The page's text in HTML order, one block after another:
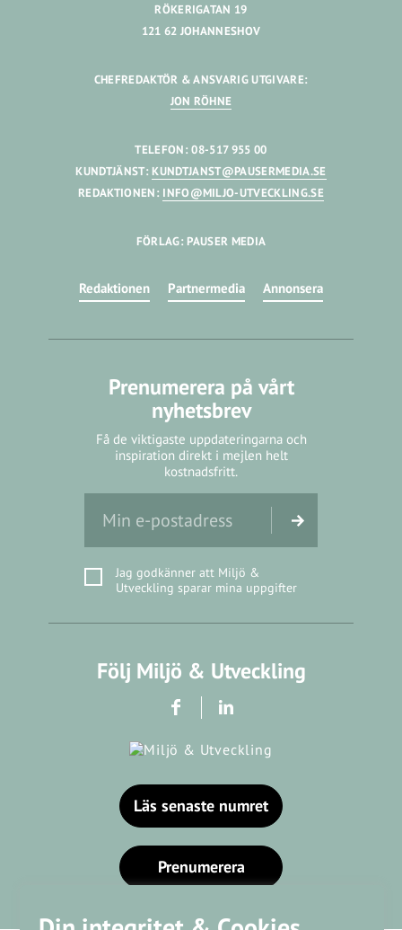
RÖKERIGATAN 19
121 62 JOHANNESHOV
CHEFREDAKTÖR & ANSVARIG UTGIVARE:
JON RÖHNE
TELEFON: 08-517 955 00
KUNDTJÄNST: KUNDTJANST@PAUSERMEDIA.SE
REDAKTIONEN: INFO@MILJO-UTVECKLING.SE
FÖRLAG: PAUSER MEDIA
Redaktionen Partnermedia Annonsera
Prenumerera på vårt
nyhetsbrev
Få de viktigaste uppdateringarna och
inspiration direkt i mejlen helt
kostnadsfritt.
Jag godkänner att Miljö &
Utveckling sparar mina uppgifter
Följ Miljö & Utveckling
Läs senaste numret
Prenumerera